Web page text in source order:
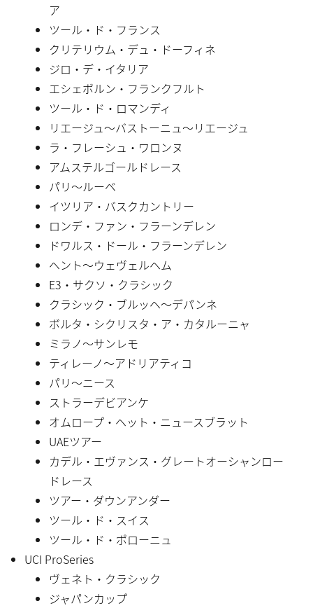
ア
ツール・ド・フランス
クリテリウム・デュ・ドーフィネ
ジロ・デ・イタリア
エシェボルン・フランクフルト
ツール・ド・ロマンディ
リエージュ〜バストーニュ〜リエージュ
ラ・フレーシュ・ワロンヌ
アムステルゴールドレース
パリ〜ルーベ
イツリア・バスクカントリー
ロンデ・ファン・フラーンデレン
ドワルス・ドール・フラーンデレン
ヘント〜ウェヴェルヘム
E3・サクソ・クラシック
クラシック・ブルッヘ〜デパンネ
ボルタ・シクリスタ・ア・カタルーニャ
ミラノ〜サンレモ
ティレーノ〜アドリアティコ
パリ〜ニース
ストラーデビアンケ
オムロープ・ヘット・ニュースブラット
UAEツアー
カデル・エヴァンス・グレートオーシャンロー
ドレース
ツアー・ダウンアンダー
ツール・ド・スイス
ツール・ド・ポローニュ
UCI ProSeries
ヴェネト・クラシック
ジャパンカップ